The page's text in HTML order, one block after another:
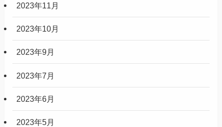
2023年11月
2023年10月
2023年9月
2023年7月
2023年6月
2023年5月